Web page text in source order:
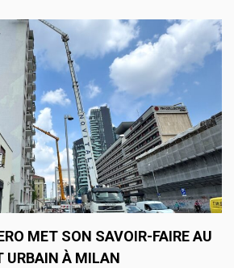
MET SON SAVOIR-FAIRE AU
URBAIN À MILAN